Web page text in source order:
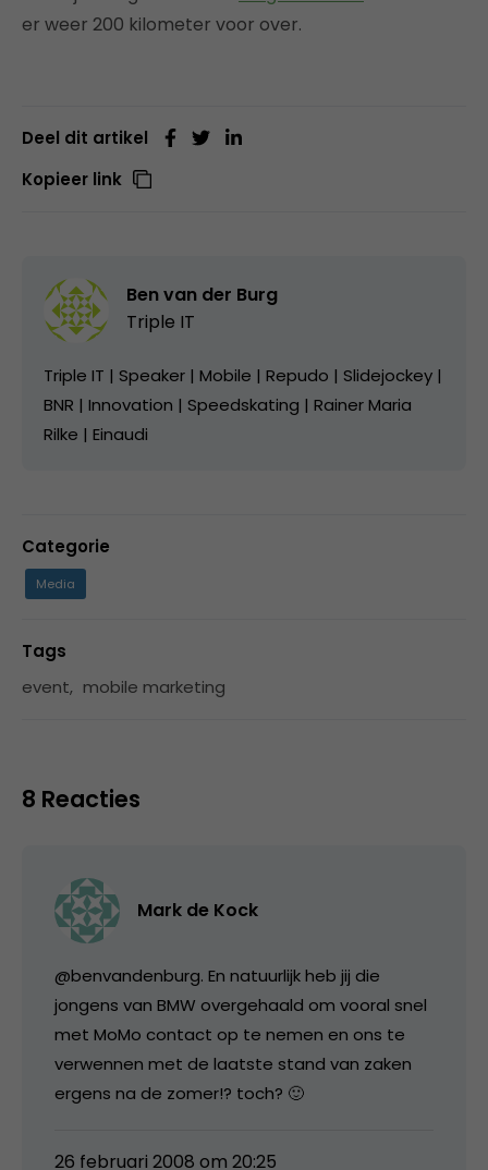
er weer 200 kilometer voor over.
Deel dit artikel
Kopieer link
Ben van der Burg
Triple IT
Triple IT | Speaker | Mobile | Repudo | Slidejockey |
BNR | Innovation | Speedskating | Rainer Maria
Rilke | Einaudi
Categorie
Media
Tags
event, mobile marketing
8 Reacties
Mark de Kock
@benvandenburg. En natuurlijk heb jij die
jongens van BMW overgehaald om vooral snel
met MoMo contact op te nemen en ons te
verwennen met de laatste stand van zaken
ergens na de zomer!? toch? 🙂
26 februari 2008 om 20:25